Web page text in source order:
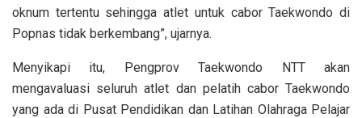
oknum tertentu sehingga atlet untuk cabor Taekwondo di
Popnas tidak berkembang”, ujarnya.
Menyikapi itu, Pengprov Taekwondo NTT akan
mengavaluasi seluruh atlet dan pelatih cabor Taekwondo
yang ada di Pusat Pendidikan dan Latihan Olahraga Pelajar